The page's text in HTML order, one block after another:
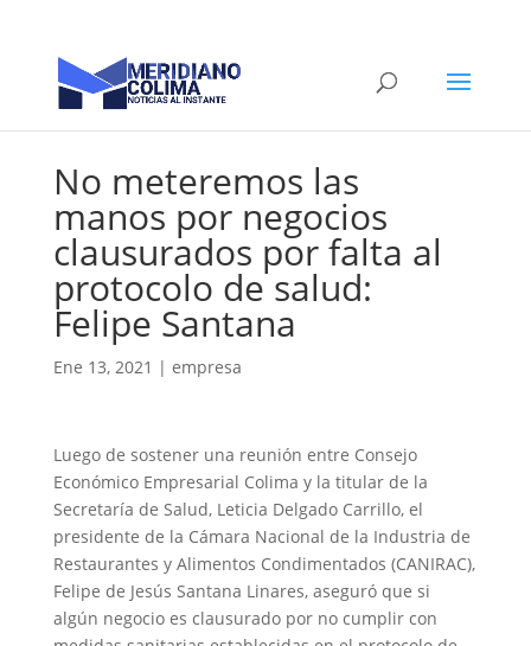
No meteremos las
manos por negocios
clausurados por falta al
protocolo de salud:
Felipe Santana
Ene 13, 2021 | empresa
Luego de sostener una reunión entre Consejo
Económico Empresarial Colima y la titular de la
Secretaría de Salud, Leticia Delgado Carrillo, el
presidente de la Cámara Nacional de la Industria de
Restaurantes y Alimentos Condimentados (CANIRAC),
Felipe de Jesús Santana Linares, aseguró que si
algún negocio es clausurado por no cumplir con